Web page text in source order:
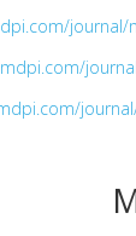
journal/